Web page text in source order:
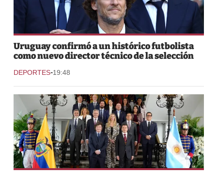
Uruguay confirmó a un histórico futbolista
como nuevo director técnico de la selección
DEPORTES-19:48